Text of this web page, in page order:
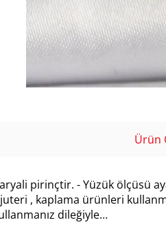
Ürün
pirinçtir. - Yüzük ölçüsü
, kaplama ürünleri
dileğiyle…